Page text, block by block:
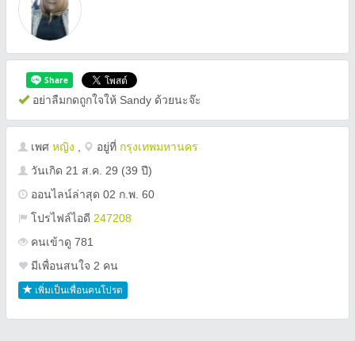
อย่าลืมกดถูกใจให้ Sandy ด้วยนะจ๊ะ
เพศ หญิง อยู่ที่ กรุงเทพมหานคร
วันเกิด 21 ส.ค. 29 (39 ปี)
ออนไลน์ล่าสุด 02 ก.พ. 60
โปรไฟล์ไอดี 247208
คนเข้าดู 781
มีเพื่อนสนใจ 2 คน
เพิ่มเป็นเพื่อนคนโปรด